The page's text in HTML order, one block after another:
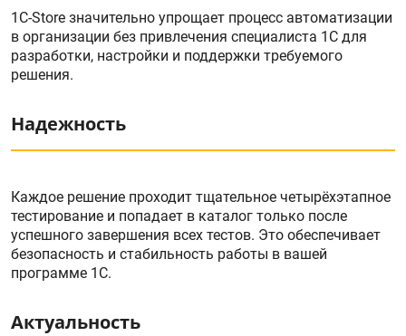
1C-Store значительно упрощает процесс автоматизации
в организации без привлечения специалиста 1С для
разработки, настройки и поддержки требуемого
решения.
Надежность
Каждое решение проходит тщательное четырёхэтапное
тестирование и попадает в каталог только после
успешного завершения всех тестов. Это обеспечивает
безопасность и стабильность работы в вашей
программе 1С.
Актуальность